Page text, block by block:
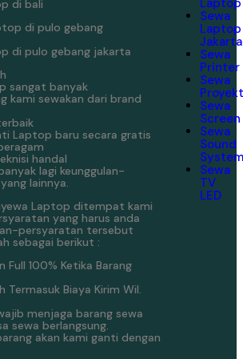
di bali
di pulo gebang jakarta
sangat banyak
kami sewakan dari brand
Laptop baru secara gratis
handal
lagi keunggulan-
lainnya.
Laptop ditempat kami
yang harus anda
persyaratan tersebut
sebagai berikut :
Full 100% Ketika Barang
Termasuk Biaya Kirim Wil.
menjaga barang sewa
sewa berlangsung.
akan kami ganti dengan
Laptop
Sewa
Laptop
Jakarta
Sewa
Printer
Sewa
Sewa
Screen
Sewa
Sound
System
Sewa
TV
LED